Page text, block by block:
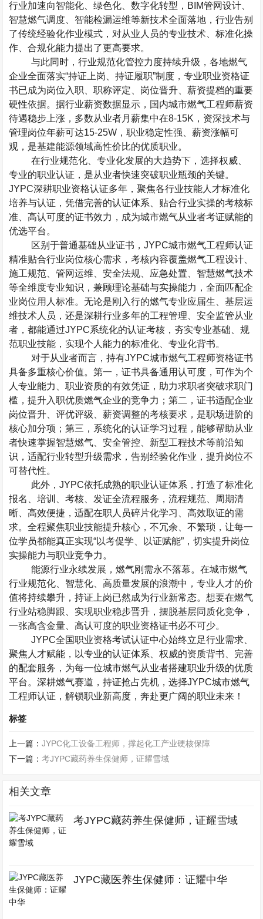
行业加速向智能化、绿色化、数字化转型， BIM管网设计、
智慧燃气调度、智能检漏运维等新技术全面落地，行业告别
了传统经验化作业模式，对从业人员的专业技术、标准化操
作、合规化能力提出了更高要求。
与此同时，行业规范化管控力度持续升级，各地燃气
企业全面落实“持证上岗、持证履职”制度，专业职业资格证
书已成为岗位入职、职称评定、岗位晋升、薪资提档的重要
硬性依据。据行业薪资数据显示，国内城市燃气工程师薪资
待遇稳步上涨，多数从业者月薪集中在8-15K ，资深技术与
管理岗位年薪可达15-25W ，职业稳定性强、薪资涨幅可
观，是基建能源领域高性价比的优质职业。
在行业规范化、专业化发展的大趋势下，选择权威、
专业的职业认证，是从业者快速突破职业瓶颈的关键。
JYPC深耕职业资格认证多年，聚焦各行业技能人才标准化
培养与认证，凭借完善的认证体系、贴合行业实操的考核标
准、高认可度的证书效力，成为城市燃气从业者考证赋能的
优选平台。
区别于普通基础从业证书， JYPC城市燃气工程师认证
精准贴合行业岗位核心需求，考核内容覆盖燃气工程设计、
施工规范、管网运维、安全法规、应急处置、智慧燃气技术
等全维度专业知识，兼顾理论基础与实操能力，全面匹配企
业岗位用人标准。无论是刚入行的燃气专业应届生、基层运
维技术人员，还是深耕行业多年的工程管理、安全监管从业
者，都能通过JYPC系统化的认证考核，夯实专业基础、规
范职业技能，实现个人能力的标准化、专业化背书。
对于从业者而言，持有JYPC城市燃气工程师资格证书
具备多重核心价值。第一，证书具备通用认可度，可作为个
人专业能力、职业资质的有效凭证，助力求职者突破求职门
槛，提升入职优质燃气企业的竞争力；第二，证书适配企业
岗位晋升、评优评级、薪资调整的考核要求，是职场进阶的
核心加分项；第三，系统化的认证学习过程，能够帮助从业
者快速掌握智慧燃气、安全管控、新型工程技术等前沿知
识，适配行业转型升级需求，告别经验化作业，提升岗位不
可替代性。
此外， JYPC依托成熟的职业认证体系，打造了标准化
报名、培训、考核、发证全流程服务，流程规范、周期清
晰、高效便捷，适配在职人员碎片化学习、高效取证的需
求。全程聚焦职业技能提升核心，不冗余、不繁琐，让每一
位学员都能真正实现“以考促学、以证赋能” ，切实提升岗位
实操能力与职业竞争力。
能源行业永续发展，燃气刚需永不落幕。在城市燃气
行业规范化、智慧化、高质量发展的浪潮中，专业人才的价
值将持续攀升，持证上岗已然成为行业新常态。想要在燃气
行业站稳脚跟、实现职业稳步晋升，摆脱基层同质化竞争，
一张高含金量、高认可度的职业资格证书必不可少。
JYPC全国职业资格考试认证中心始终立足行业需求、
聚焦人才赋能，以专业的认证体系、权威的资质背书、完善
的配套服务，为每一位城市燃气从业者搭建职业升级的优质
平台。深耕燃气赛道，持证抢占先机，选择JYPC城市燃气
工程师认证，解锁职业新高度，奔赴更广阔的职业未来！
标签
上一篇：JYPC化工设备工程师，撑起化工产业硬核保障
下一篇：考JYPC藏药养生保健师，证耀雪域
相关文章
考JYPC藏药养生保健师，证耀雪域
JYPC藏医养生保健师：证耀中华